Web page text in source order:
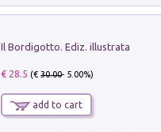
Il Bordigotto. Ediz. illustrata
€ 28.5 (€30.00- 5.00%)
add to cart